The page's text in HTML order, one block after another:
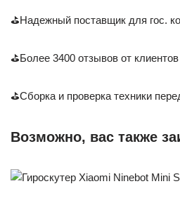
⛳Надежный поставщик для гос.
⛳Более 3400 отзывов от клиентов
⛳Сборка и проверка техники
Возможно, вас также